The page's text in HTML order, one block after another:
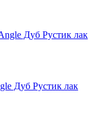
Дуб Рустик лак